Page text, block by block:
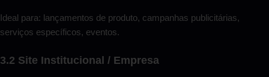
Ideal para: lançamentos de produto, campanhas publicitárias,
serviços específicos, eventos.
3.2 Site Institucional / Empresa